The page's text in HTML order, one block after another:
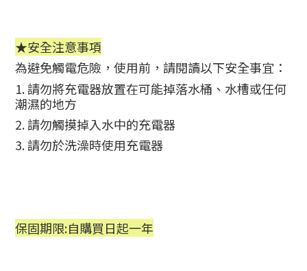
★安全注意事項
為避免觸電危險，使用前，請閱讀以下安全事宜：
1. 請勿將充電器放置在可能掉落水桶、水槽或任何
潮濕的地方
2. 請勿觸摸掉入水中的充電器
3. 請勿於洗澡時使用充電器
保固期限:自購買日起一年